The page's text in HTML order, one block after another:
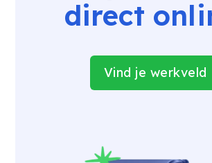
direct
Vind je werkveld